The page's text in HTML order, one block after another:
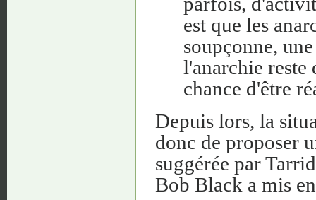
est que les
soupçonne,
l'anarchie reste
chance d'être
Depuis lors, la
donc de proposer
suggérée par
Bob Black a mis